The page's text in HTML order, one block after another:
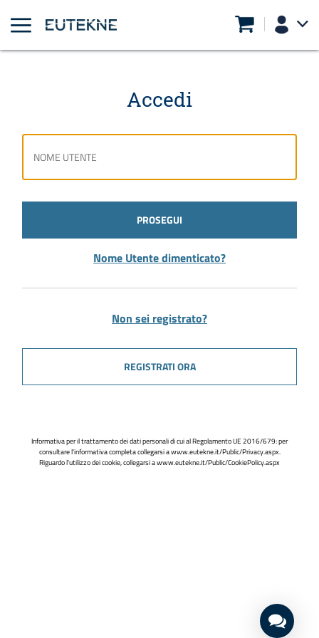
Accedi
PROSEGUI
Nome Utente dimenticato?
Non sei registrato?
REGISTRATI ORA
Informativa per il trattamento dei dati personali di cui al Regolamento UE 2016/679: per
consultare l'informativa completa collegarsi awww.eutekne.it/Public/Privacy.aspx.
Riguardo l'utilizzo dei cookie, collegarsi awww.eutekne.it/Public/CookiePolicy.aspx